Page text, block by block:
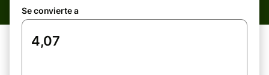
Se convierte a